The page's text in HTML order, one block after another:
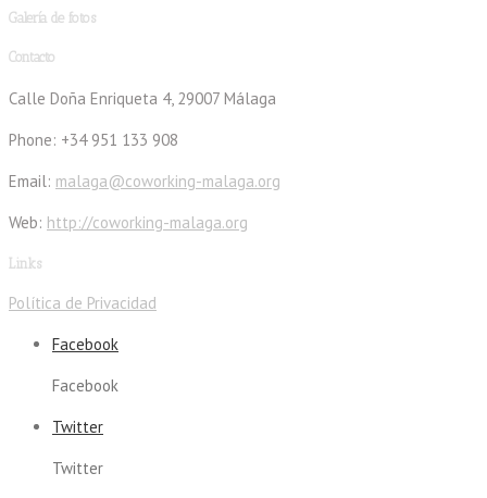
Galería de fotos
Contacto
Calle Doña Enriqueta 4, 29007 Málaga
Phone: +34 951 133 908
Email: malaga@coworking-malaga.org
Web: http://coworking-malaga.org
Links
Política de Privacidad
Facebook
Facebook
Twitter
Twitter